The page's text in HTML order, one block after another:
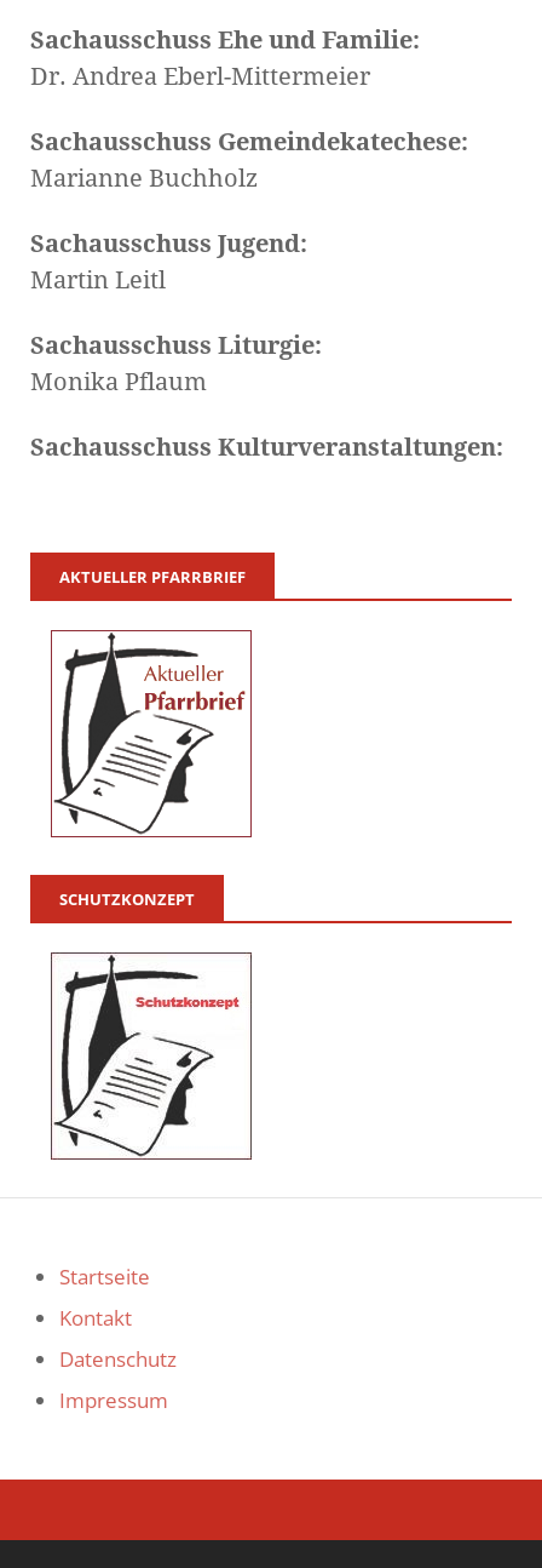
Sachausschuss Ehe und Familie:
Dr. Andrea Eberl-Mittermeier
Sachausschuss Gemeindekatechese:
Marianne Buchholz
Sachausschuss Jugend:
Martin Leitl
Sachausschuss Liturgie:
Monika Pflaum
Sachausschuss Kulturveranstaltungen:
AKTUELLER PFARRBRIEF
SCHUTZKONZEPT
Startseite
Kontakt
Datenschutz
Impressum